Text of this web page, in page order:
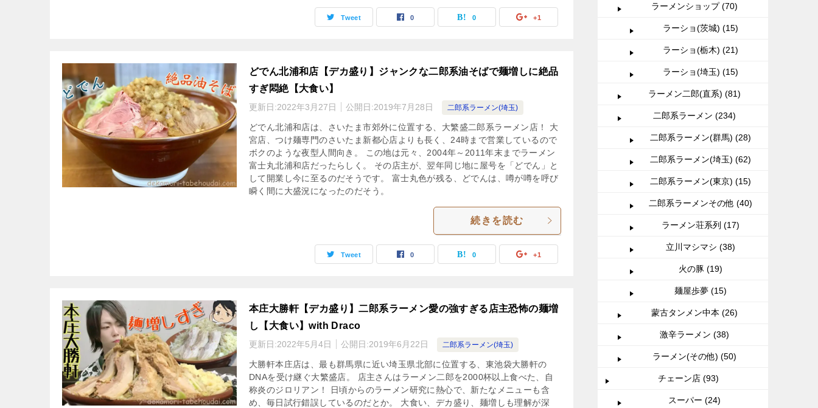
Tweet 0 0 +1
どでん北浦和店【デカ盛り】ジャンクな二郎系油そばで麺増しに絶品
すぎ悶絶【大食い】
更新日:2022年3月27日 公開日:2019年7月28日 二郎系ラーメン(埼玉)
どでん北浦和店は、さいたま市郊外に位置する、大繁盛二郎系ラーメン店！ 大
宮店、つけ麺専門のさいたま新都心店よりも長く、24時まで営業しているので
ボクのような夜型人間向き。 この地は元々、2004年～2011年末までラーメン
富士丸北浦和店だったらしく。 その店主が、翌年同じ地に屋号を「どでん」と
して開業し今に至るのだそうです。 富士丸色が残る、どでんは、噂が噂を呼び
瞬く間に大盛況になったのだそう。
続きを読む
Tweet 0 0 +1
本庄大勝軒【デカ盛り】二郎系ラーメン愛の強すぎる店主恐怖の麺増
し【大食い】with Draco
更新日:2022年5月4日 公開日:2019年6月22日 二郎系ラーメン(埼玉)
大勝軒本庄店は、最も群馬県に近い埼玉県北部に位置する、東池袋大勝軒の
DNAを受け継ぐ大繁盛店。 店主さんはラーメン二郎を2000杯以上食べた、自
称炎のジロリアン！ 日頃からのラーメン研究に熱心で、新たなメニューも含
め、毎日試行錯誤しているのだとか。 大食い、デカ盛り、麺増しも理解が深
ラーメンショップ (70)
ラーショ(茨城) (15)
ラーショ(栃木) (21)
ラーショ(埼玉) (15)
ラーメン二郎(直系) (81)
二郎系ラーメン (234)
二郎系ラーメン(群馬) (28)
二郎系ラーメン(埼玉) (62)
二郎系ラーメン(東京) (15)
二郎系ラーメンその他 (40)
ラーメン荘系列 (17)
立川マシマシ (38)
火の豚 (19)
麺屋歩夢 (15)
蒙古タンメン中本 (26)
激辛ラーメン (38)
ラーメン(その他) (50)
チェーン店 (93)
スーパー (24)